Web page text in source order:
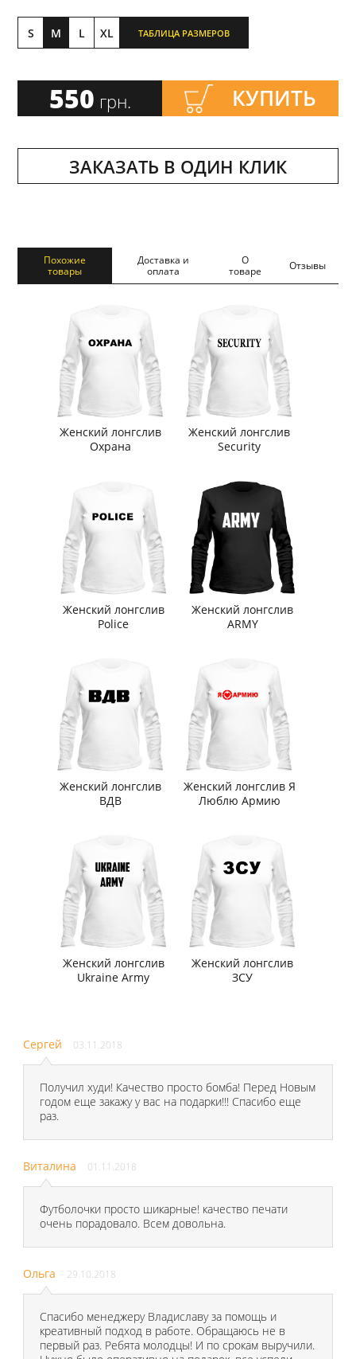
S M L XL ТАБЛИЦА РАЗМЕРОВ
550 грн. КУПИТЬ
ЗАКАЗАТЬ В ОДИН КЛИК
Похожие
товары
Доставка и
оплата
О
товаре
Отзывы
Женский лонгслив
Охрана
Женский лонгслив
Security
Женский лонгслив
Police
Женский лонгслив
ARMY
Женский лонгслив
ВДВ
Женский лонгслив Я
Люблю Армию
Женский лонгслив
Ukraine Army
Женский лонгслив
ЗСУ
Сергей 03.11.2018
Получил худи! Качество просто бомба! Перед Новым
годом еще закажу у вас на подарки!!! Спасибо еще
раз.
Виталина 01.11.2018
Футболочки просто шикарные! качество печати
очень порадовало. Всем довольна.
Ольга 29.10.2018
Спасибо менеджеру Владиславу за помощь и
креативный подход в работе. Обращаюсь не в
первый раз. Ребята молодцы! И по срокам выручили.